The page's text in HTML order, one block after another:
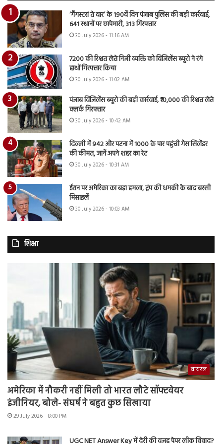
‘गैंगस्टरां ते वार’ के 190वें दिन पंजाब पुलिस की बड़ी कार्रवाई,
641 स्थानों पर छापेमारी, 313 गिरफ्तार
30 July 2026 - 11:16 AM
7200 की रिश्वत लेते निजी व्यक्ति को विजिलेंस ब्यूरो ने रंगे
हाथों गिरफ्तार किया
30 July 2026 - 11:02 AM
पंजाब विजिलेंस ब्यूरो की बड़ी कार्रवाई, ₹10,000 की रिश्वत लेते
क्लर्क गिरफ्तार
30 July 2026 - 10:42 AM
दिल्ली में 942 और पटना में 1000 के पार पहुंची गैस सिलेंडर
की कीमत, जानें अपने शहर का रेट
30 July 2026 - 10:31 AM
ईरान पर अमेरिका का बड़ा हमला, ट्रंप की धमकी के बाद बरसी
मिसाइलें
30 July 2026 - 10:03 AM
शिक्षा
वायरल
अमेरिका में नौकरी नहीं मिली तो भारत लौटे सॉफ्टवेयर
इंजीनियर, बोले- संघर्ष ने बहुत कुछ सिखाया
29 July 2026 - 8:00 PM
UGC NET Answer Key में देरी की वजह पेपर लीक विवाद?